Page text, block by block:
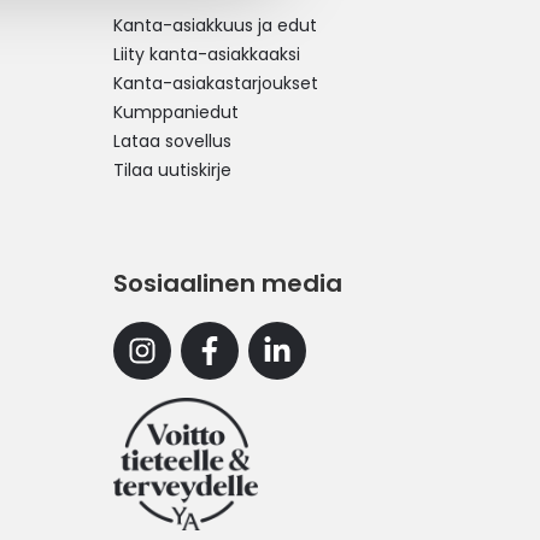
Kanta-asiakkuus ja edut
Liity kanta-asiakkaaksi
Kanta-asiakastarjoukset
Kumppaniedut
Lataa sovellus
Tilaa uutiskirje
Sosiaalinen media
InstagramFacebookLinkedin